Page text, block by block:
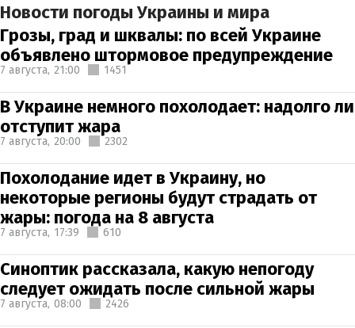
Новости погоды Украины и мира
Грозы, град и шквалы: по всей Украине
объявлено штормовое предупреждение
7 августа, 21:00 1451
В Украине немного похолодает: надолго ли
отступит жара
7 августа, 20:00 2302
Похолодание идет в Украину, но
некоторые регионы будут страдать от
жары: погода на 8 августа
7 августа, 17:39 610
Синоптик рассказала, какую непогоду
следует ожидать после сильной жары
7 августа, 08:00 2426